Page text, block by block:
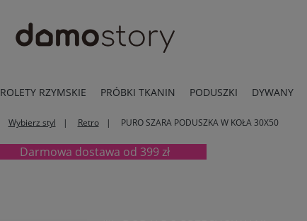
ROLETY RZYMSKIE PRÓBKI TKANIN PODUSZKI DYWANY
Wybierz styl Retro PURO SZARA PODUSZKA W KOŁA 30X50
Darmowa dostawa od 399 zł